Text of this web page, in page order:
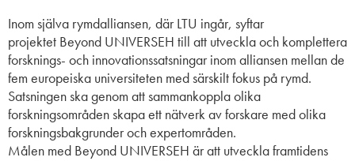
Inom själva rymdalliansen, där LTU ingår, syftar
projektet Beyond UNIVERSEH till att utvecklaoch komplettera
forsknings- och innovationssatsningar inom alliansen mellan de
fem europeiska universiteten med särskilt fokus på rymd.
Satsningen ska genom att sammankoppla olika
forskningsområden skapa ett nätverk av forskare med olika
forskningsbakgrunder och expertområden.
Målen med Beyond UNIVERSEH är att utveckla framtidens